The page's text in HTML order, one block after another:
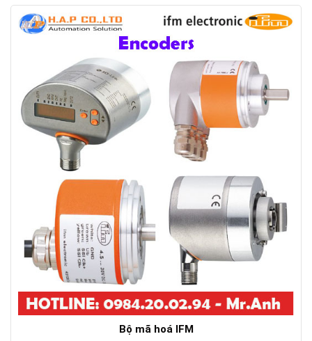
Bộ mã hoá IFM